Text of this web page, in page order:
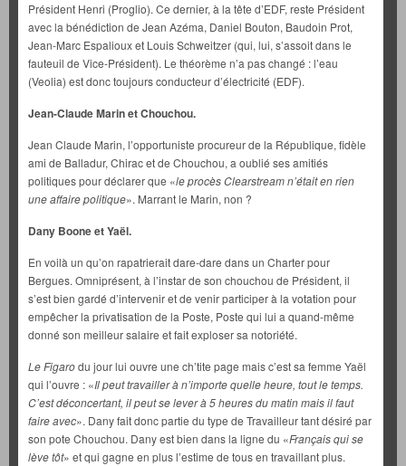
Président Henri (Proglio). Ce dernier, à la tête d’EDF, reste Président
avec la bénédiction de Jean Azéma, Daniel Bouton, Baudoin Prot,
Jean-Marc Espalioux et Louis Schweitzer (qui, lui, s’assoit dans le
fauteuil de Vice-Président). Le théorème n’a pas changé : l’eau
(Veolia) est donc toujours conducteur d’électricité (EDF).
Jean-Claude Marin et Chouchou.
Jean Claude Marin, l’opportuniste procureur de la République, fidèle
ami de Balladur, Chirac et de Chouchou, a oublié ses amitiés
politiques pour déclarer que «le procès Clearstream n’était en rien
une affaire politique». Marrant le Marin, non ?
Dany Boone et Yaël.
En voilà un qu’on rapatrierait dare-dare dans un Charter pour
Bergues. Omniprésent, à l’instar de son chouchou de Président, il
s’est bien gardé d’intervenir et de venir participer à la votation pour
empêcher la privatisation de la Poste, Poste qui lui a quand-même
donné son meilleur salaire et fait exploser sa notoriété.
Le Figarodu jour lui ouvre une ch’tite page mais c’est sa femme Yaël
qui l’ouvre : «Il peut travailler à n’importe quelle heure, tout le temps.
C’est déconcertant, il peut se lever à 5 heures du matin mais il faut
faire avec». Dany fait donc partie du type de Travailleur tant désiré par
son pote Chouchou. Dany est bien dans la ligne du «Français qui se
lève tôt» et qui gagne en plus l’estime de tous en travaillant plus.